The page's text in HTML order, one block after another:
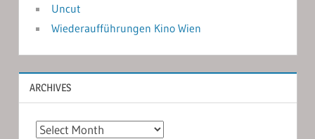
Uncut
Wiederaufführungen Kino Wien
ARCHIVES
Archives